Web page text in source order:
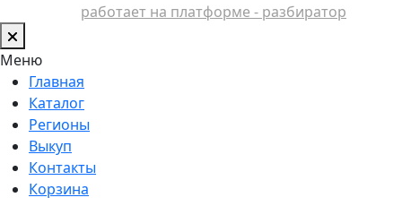
работает на платформе - разбиратор
Меню
Главная
Каталог
Регионы
Выкуп
Контакты
Корзина